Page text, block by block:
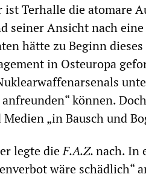
Terhalle die atomare
seiner Ansicht nach
hätte zu Beginn
in Osteuropa
können.
„in Bausch und
legte dieF.A.Z.nach. In
wäre schädlich“